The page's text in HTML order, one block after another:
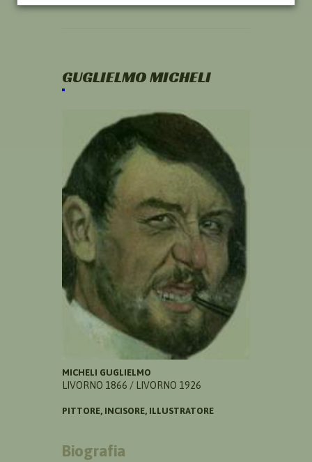
GUGLIELMO MICHELI
MICHELI GUGLIELMO
LIVORNO 1866 / LIVORNO 1926
PITTORE, INCISORE, ILLUSTRATORE
Biografia